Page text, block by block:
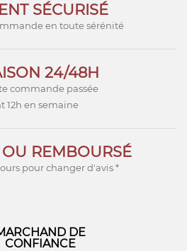
SÉCURISÉ
en toute sérénité
24/48H
commande passée
12h en semaine
OU REMBOURSÉ
pour changer d'avis *
DE
CONFIANCE